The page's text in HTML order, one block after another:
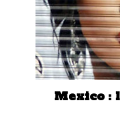
Mexico :